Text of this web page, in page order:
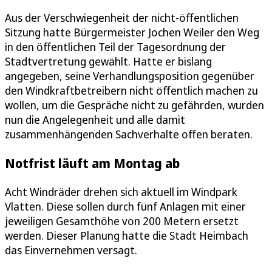
Aus der Verschwiegenheit der nicht-öffentlichen
Sitzung hatte Bürgermeister Jochen Weiler den Weg
in den öffentlichen Teil der Tagesordnung der
Stadtvertretung gewählt. Hatte er bislang
angegeben, seine Verhandlungsposition gegenüber
den Windkraftbetreibern nicht öffentlich machen zu
wollen, um die Gespräche nicht zu gefährden, wurden
nun die Angelegenheit und alle damit
zusammenhängenden Sachverhalte offen beraten.
Notfrist läuft am Montag ab
Acht Windräder drehen sich aktuell im Windpark
Vlatten. Diese sollen durch fünf Anlagen mit einer
jeweiligen Gesamthöhe von 200 Metern ersetzt
werden. Dieser Planung hatte die Stadt Heimbach
das Einvernehmen versagt.